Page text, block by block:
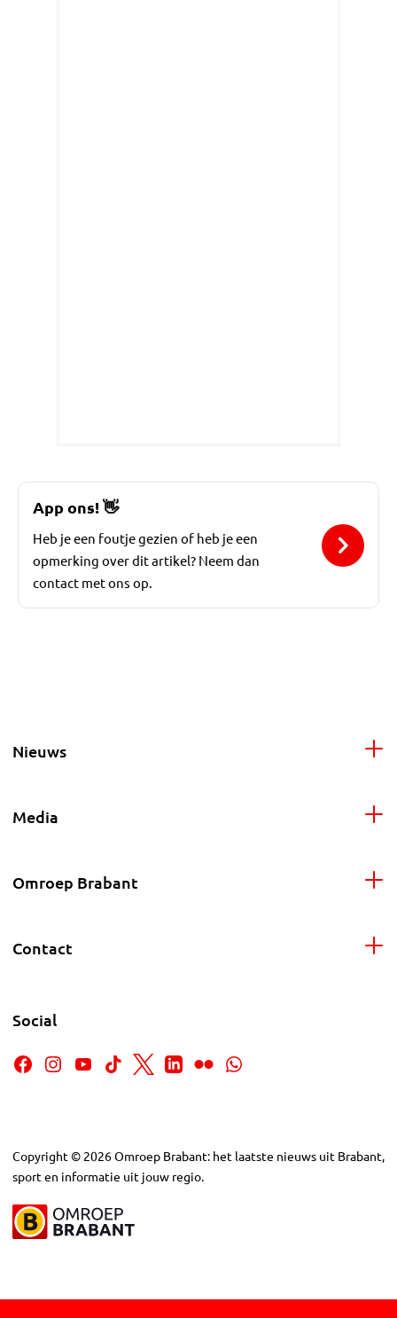
App ons!👋
Heb je een foutje gezien of heb je een
opmerking over dit artikel? Neem dan
contact met ons op.
Nieuws
Media
Omroep Brabant
Contact
Social
Copyright © 2026Omroep Brabant: het laatste nieuws uit Brabant,
sport en informatie uit jouw regio.